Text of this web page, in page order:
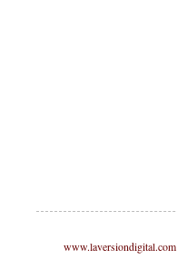
www.laversiondigital.com